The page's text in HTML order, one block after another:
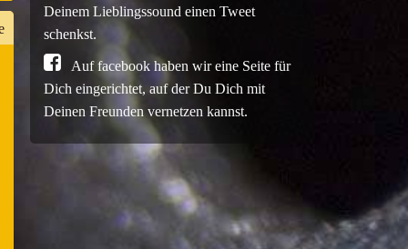
Deinem Lieblingssound einen Tweet
schenkst.
Auf facebook haben wir eine Seite für
Dich eingerichtet, auf der Du Dich mit
Deinen Freunden vernetzen kannst.